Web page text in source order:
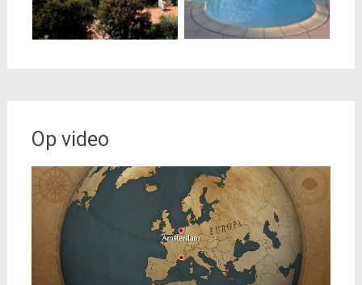
Op video
Videospeler